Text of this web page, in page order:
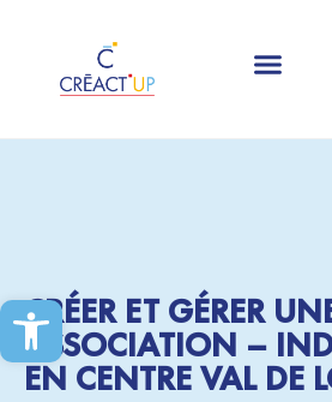
Ouvrir la barre
CRÉER ET GÉRER
ASSOCIATION –
EN CENTRE VAL DE